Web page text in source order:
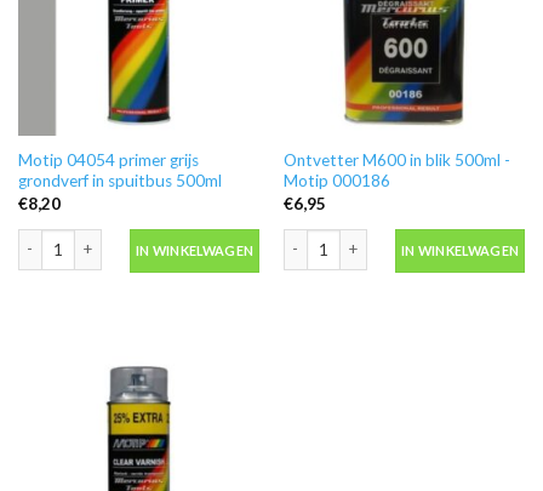
Motip 04054 primer grijs
grondverf in spuitbus 500ml
€8,20
IN WINKELWAGEN
Ontvetter M600 in blik 500ml -
Motip 000186
€6,95
IN WINKELWAGEN